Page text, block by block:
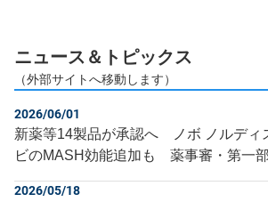
ニュース＆トピックス
（外部サイトへ移動します）
2026/06/01
新薬等14製品が承認へ ノボ ノルディ
ビのMASH効能追加も 薬事審・第一
2026/05/18